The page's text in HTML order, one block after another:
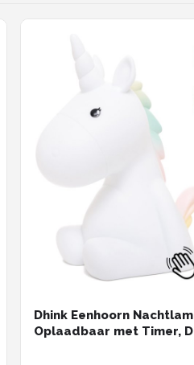
Dhink Eenhoorn
Oplaadbaar met Timer,